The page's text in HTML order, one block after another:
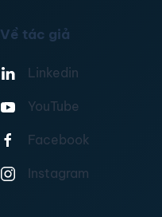
Về tác giả
Linkedin
YouTube
Facebook
Instagram